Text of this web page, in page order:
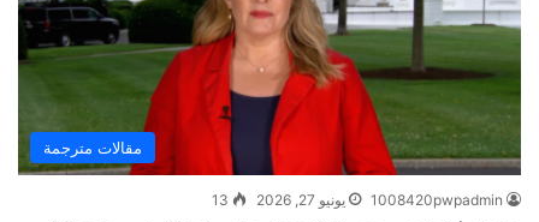
مقالات مترجمة
1008420pwpadmin يونيو 27, 2026 13